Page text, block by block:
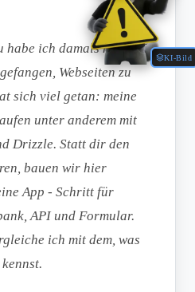
KI-Bild
habe ich damals mit PHP,
Webseiten zu
sich viel getan: meine
unter anderem mit
Drizzle. Statt dir den
bauen wir hier
App - Schritt für
API und Formular.
ich mit dem, was